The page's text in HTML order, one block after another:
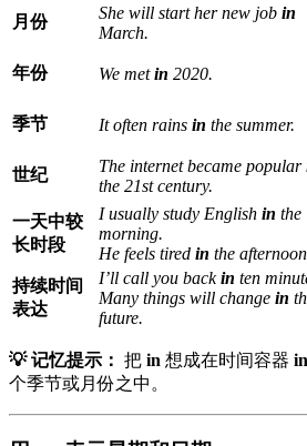
月份 She will start her new job in
March.
年份 We metin 2020.
季节 It often rains in the summer.
世纪 The internet became popular
the 21st century.
一天中较
长时段
I usually study English in the
morning.
He feels tired in the
持续时间
表达
I’ll call you backin ten
Many things will change in
future.
💡 记忆提示： 把 in 想成在时间容器 in
个季节或月份之中。